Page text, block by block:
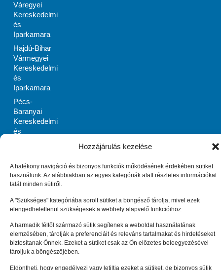
Hozzájárulás kezelése
A hatékony navigáció és bizonyos funkciók működésének érdekében sütiket
használunk. Az alábbiakban az egyes kategóriák alatt részletes információkat
talál minden sütiről.
A "Szükséges" kategóriába sorolt sütiket a böngésző tárolja, mivel ezek
elengedhetetlenül szükségesek a webhely alapvető funkcióihoz.
A harmadik féltől származó sütik segítenek a weboldal használatának
elemzésében, tárolják a preferenciáit és releváns tartalmakat és hirdetéseket
biztosítanak Önnek. Ezeket a sütiket csak az Ön előzetes beleegyezésével
tároljuk a böngészőjében.
Eldöntheti, hogy engedélyezi vagy letiltja ezeket a sütiket, de bizonyos sütik
Váregyei
Kereskedelmi
és
Iparkamara
Hajdú-Bihar
Vármegyei
Kereskedelmi
és
Iparkamara
Pécs-
Baranyai
Kereskedelmi
és
Szabolcs-
Szatmár-Bereg
Megyei
Alapítvány
Vállalkozásfejlesztési
Alapítvány
Impresszum Adatkezelési tájékoztató (EU)
Cookie tájékoztató (EU)
© Enterprise Europe Network Hungary 2010 –2026. Minden